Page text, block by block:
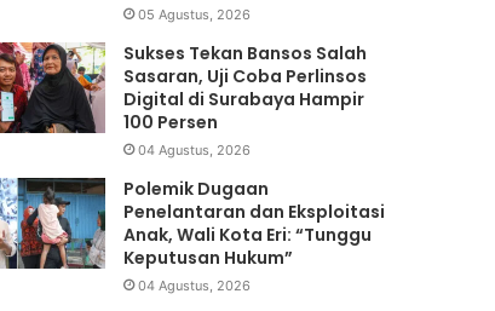
05 Agustus, 2026
Sukses Tekan Bansos Salah
Sasaran, Uji Coba Perlinsos
Digital di Surabaya Hampir
100 Persen
04 Agustus, 2026
Polemik Dugaan
Penelantaran dan Eksploitasi
Anak, Wali Kota Eri: “Tunggu
Keputusan Hukum”
04 Agustus, 2026